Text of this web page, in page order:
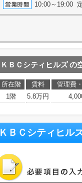
10:00～19:00
ＫＢＣシティヒルズの
所在階 賃料 管理費
1階
5.8万円
ＫＢＣシティヒル